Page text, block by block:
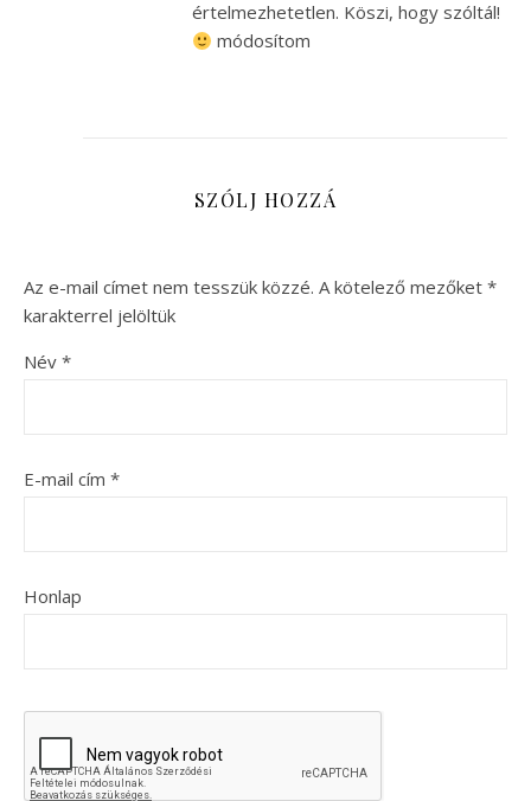
értelmezhetetlen. Köszi, hogy szóltál!
módosítom
SZÓLJ HOZZÁ
Az e-mail címet nem tesszük közzé. A kötelező mezőket *
karakterrel jelöltük
Név *
E-mail cím *
Honlap